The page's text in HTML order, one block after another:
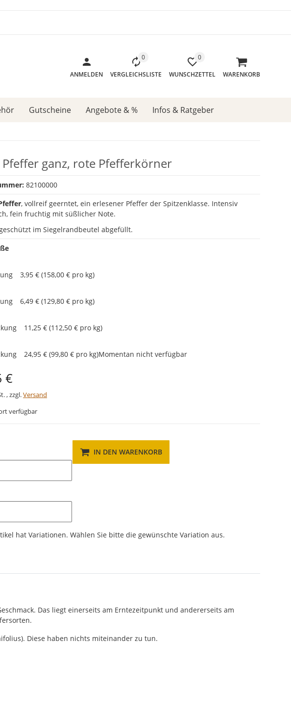
ANMELDEN
0
VERGLEICHSLISTE
0
WUNSCHZETTEL WARENKORB
Gutscheine Angebote & % Infos & Ratgeber
Pfeffer ganz, rote Pfefferkörner
82100000
, vollreif geerntet, ein erlesener Pfeffer der Spitzenklasse. Intensiv
fein fruchtig mit süßlicher Note.
im Siegelrandbeutel abgefüllt.
3,95 € (158,00 € pro kg)
6,49 € (129,80 € pro kg)
11,25 € (112,50 € pro kg)
24,95 € (99,80 € pro kg)Momentan nicht verfügbar
€
, zzgl.Versand
verfügbar
IN DEN WARENKORB
hat Variationen. Wählen Sie bitte die gewünschte Variation aus.
Das liegt einerseits am Erntezeitpunkt und andererseits am
Diese haben nichts miteinander zu tun.